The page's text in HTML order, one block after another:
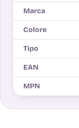
Marca
Colore
Tipo
EAN
MPN